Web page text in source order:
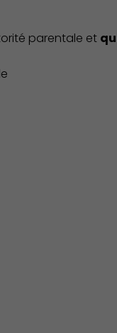
parentale et